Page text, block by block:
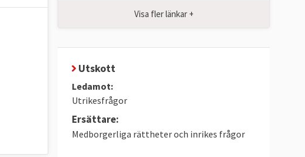
Visa fler länkar +
Utskott
Ledamot:
Utrikesfrågor
Ersättare:
Medborgerliga rättheter och inrikes frågor